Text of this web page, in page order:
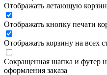
Отображать летающую
Отображать кнопку печати
Отображать корзину на всех
Сокращенная шапка и футер
оформления заказа